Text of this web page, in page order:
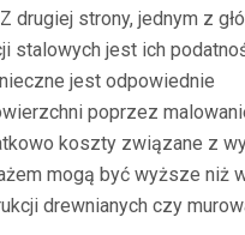
drugiej strony, jednym z
stalowych jest ich
jest odpowiednie
poprzez
koszty związane z
mogą być wyższe niż
drewnianych czy